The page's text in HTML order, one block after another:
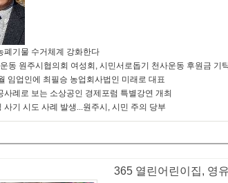
폐기물 수거체계 강화한다
동 원주시협의회 여성회, 시민서로돕기 천사운동 후원금 기
임업인에 최필승 농업회사법인 미래로 대표
사례로 보는 소상공인 경제포럼 특별강연 개최
사기 시도 사례 발생...원주시, 시민 주의 당부
365 열린어린이집, 영